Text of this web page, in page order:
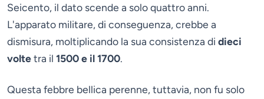
Seicento, il dato scende a solo quattro anni.
L'apparato militare, di conseguenza, crebbe a
dismisura, moltiplicando la sua consistenza di dieci
voltetra il 1500 e il 1700.
Questa febbre bellica perenne, tuttavia, non fu solo